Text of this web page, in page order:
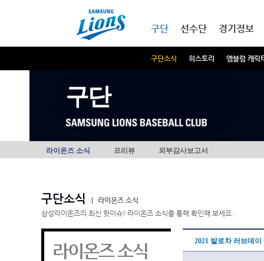
구단
구단소식 히스토리 엠블럼 캐릭
선수단 경기정보
구단
라이온즈 소식 프리뷰 외부감사보고서
구단소식
라이온즈 소식
삼성라이온즈의 최신 핫이슈! 라이온즈 소식을 통해 확인해 보세요.
라이온즈 소식 2021 발로차 러브데